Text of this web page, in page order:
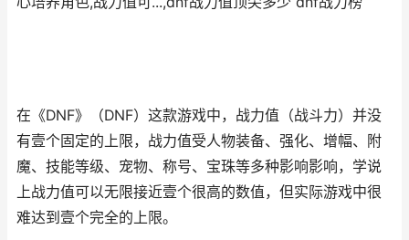
在《DNF》（DNF）这款游戏中，战力值（战斗力）并没
有壹个固定的上限，战力值受人物装备、强化、增幅、附
魔、技能等级、宠物、称号、宝珠等多种影响影响，学说
上战力值可以无限接近壹个很高的数值，但实际游戏中很
难达到壹个完全的上限。